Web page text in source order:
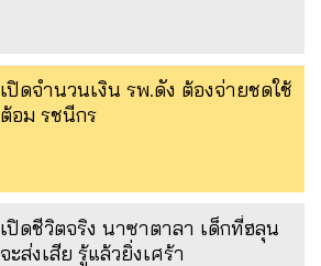
เปิดจำนวนเงิน รพ.ดัง ต้องจ่ายชดใช้
ต้อม รชนีกร
เปิดชีวิตจริง นาซาตาลา เด็กที่ฮลุน
จะส่งเสีย รู้แล้วยิ่งเศร้า